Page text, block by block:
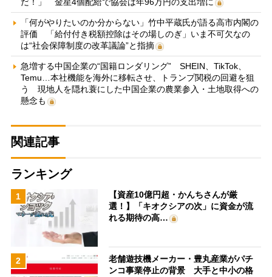
「何がやりたいのか分からない」竹中平蔵氏が語る高市内閣の
評価 「給付付き税額控除はその場しのぎ」いま不可欠なの
は“社会保障制度の改革議論”と指摘
急増する中国企業の“国籍ロンダリング” SHEIN、TikTok、
Temu…本社機能を海外に移転させ、トランプ関税の回避を狙
う 現地人を隠れ蓑にした中国企業の農業参入・土地取得への
懸念も
関連記事
ランキング
1
【資産10億円超・かんちさんが厳
選！】「キオクシアの次」に資金が流
れる期待の高…
2
老舗遊技機メーカー・豊丸産業がパチ
ンコ事業停止の背景 大手と中小の格